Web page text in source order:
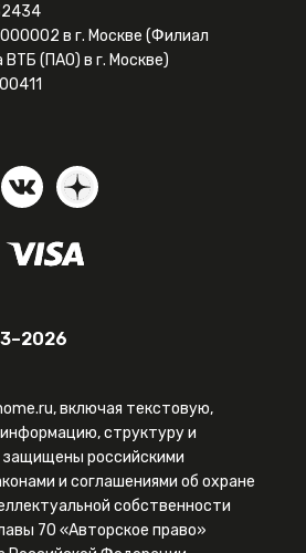
в г. Москве (Филиал
(ПАО) в г. Москве)
включая текстовую,
структуру и
российскими
и соглашениями об охране
собственности
70 «Авторское право»